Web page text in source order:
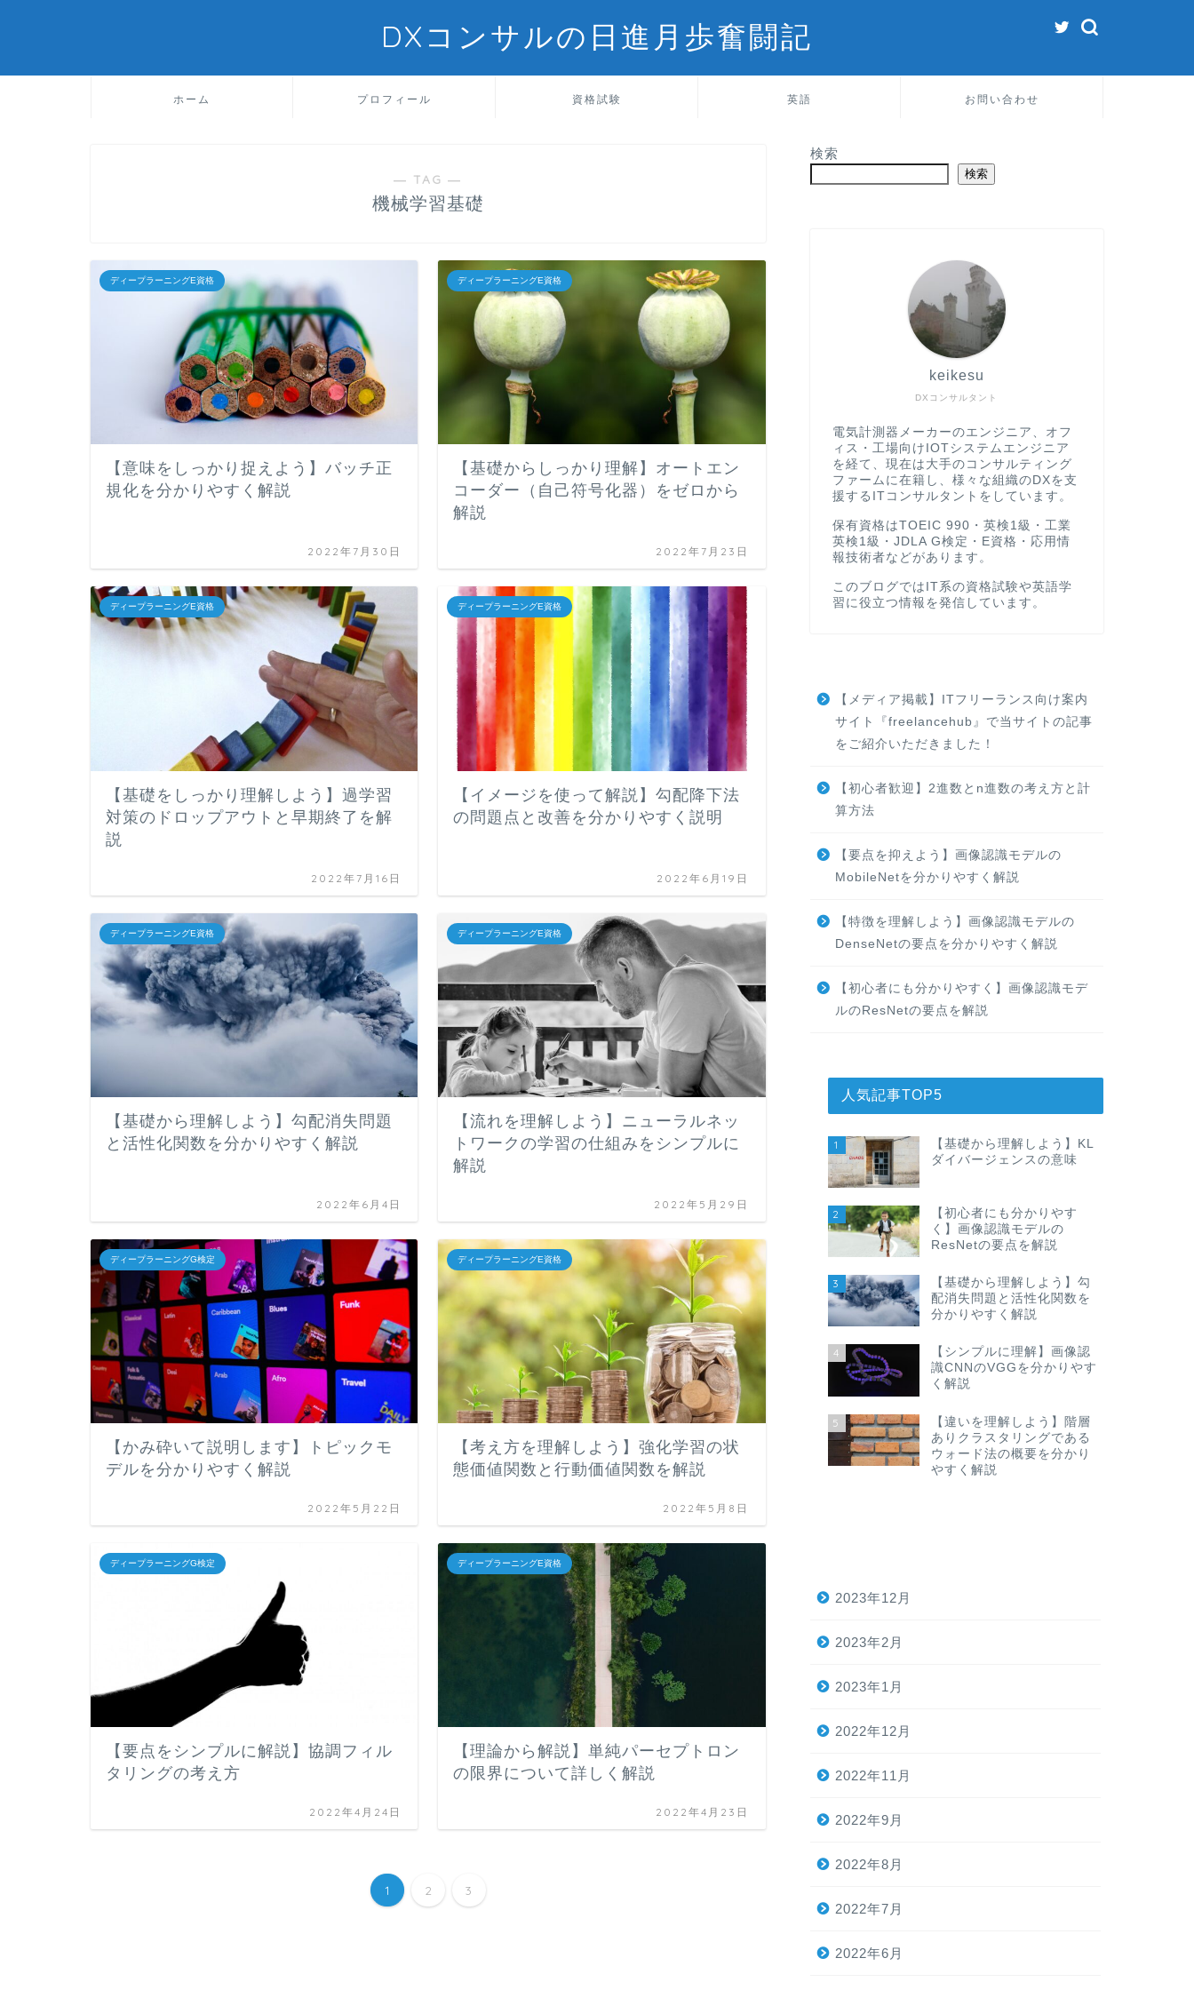
DXコンサルの日進月歩奮闘記
ホーム プロフィール 資格試験 英語 お問い合わせ
― TAG ―
機械学習基礎
ディープラーニングE資格
【意味をしっかり捉えよう】バッチ正
規化を分かりやすく解説
2022年7月30日
ディープラーニングE資格
【基礎からしっかり理解】オートエン
コーダー（自己符号化器）をゼロから
解説
2022年7月23日
ディープラーニングE資格
【基礎をしっかり理解しよう】過学習
対策のドロップアウトと早期終了を解
説
2022年7月16日
ディープラーニングE資格
【イメージを使って解説】勾配降下法
の問題点と改善を分かりやすく説明
2022年6月19日
ディープラーニングE資格
【基礎から理解しよう】勾配消失問題
と活性化関数を分かりやすく解説
2022年6月4日
ディープラーニングE資格
【流れを理解しよう】ニューラルネッ
トワークの学習の仕組みをシンプルに
解説
2022年5月29日
ディープラーニングG検定
【かみ砕いて説明します】トピックモ
デルを分かりやすく解説
2022年5月22日
ディープラーニングE資格
【考え方を理解しよう】強化学習の状
態価値関数と行動価値関数を解説
2022年5月8日
ディープラーニングG検定
【要点をシンプルに解説】協調フィル
タリングの考え方
2022年4月24日
ディープラーニングE資格
【理論から解説】単純パーセプトロン
の限界について詳しく解説
2022年4月23日
1 2 3
検索
検索
DXコンサルタント
keikesu
電気計測器メーカーのエンジニア、オフ
ィス・工場向けIOTシステムエンジニア
を経て、現在は大手のコンサルティング
ファームに在籍し、様々な組織のDXを支
援するITコンサルタントをしています。
保有資格はTOEIC 990・英検1級・工業
英検1級・JDLA G検定・E資格・応用情
報技術者などがあります。
このブログではIT系の資格試験や英語学
習に役立つ情報を発信しています。
【メディア掲載】ITフリーランス向け案内
サイト『freelancehub』で当サイトの記事
をご紹介いただきました！
【初心者歓迎】2進数とn進数の考え方と計
算方法
【要点を抑えよう】画像認識モデルの
MobileNetを分かりやすく解説
【特徴を理解しよう】画像認識モデルの
DenseNetの要点を分かりやすく解説
【初心者にも分かりやすく】画像認識モデ
ルのResNetの要点を解説
人気記事TOP5
1
【基礎から理解しよう】KL
ダイバージェンスの意味
2
【初心者にも分かりやす
く】画像認識モデルの
ResNetの要点を解説
3
【基礎から理解しよう】勾
配消失問題と活性化関数を
分かりやすく解説
4
【シンプルに理解】画像認
識CNNのVGGを分かりやす
く解説
5
【違いを理解しよう】階層
ありクラスタリングである
ウォード法の概要を分かり
やすく解説
2023年12月
2023年2月
2023年1月
2022年12月
2022年11月
2022年9月
2022年8月
2022年7月
2022年6月